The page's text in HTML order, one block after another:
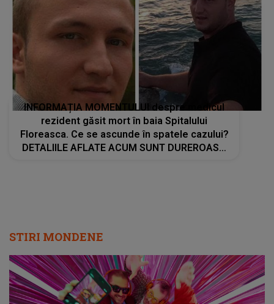
INFORMAȚIA MOMENTULUI despre medicul
rezident găsit mort în baia Spitalului
Floreasca. Ce se ascunde în spatele cazului?
DETALIILE AFLATE ACUM SUNT DUREROASE:
STIRI MONDENE